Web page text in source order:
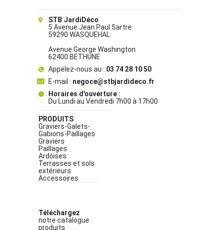
STB JardiDéco
5 Avenue Jean Paul Sartre
59290 WASQUEHAL
Avenue George Washington
62400 BETHUNE
Appelez-nous au : 03 74 28 10 50
E-mail : negoce@stbjardideco.fr
Horaires d'ouverture :
Du Lundi au Vendredi 7h00 à 17h00
PRODUITS
Graviers-Galets-
Gabions-Paillages
Graviers
Paillages
Ardoises
Terrasses et sols
extérieurs
Accessoires
Téléchargez
notre catalogue
produits